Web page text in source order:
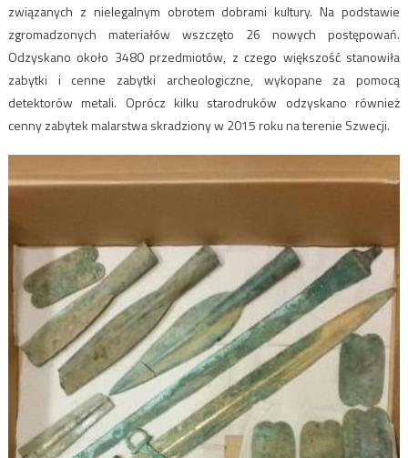
związanych z nielegalnym obrotem dobrami kultury. Na podstawie
zgromadzonych materiałów wszczęto 26 nowych postępowań.
Odzyskano około 3480 przedmiotów, z czego większość stanowiła
zabytki i cenne zabytki archeologiczne, wykopane za pomocą
detektorów metali. Oprócz kilku starodruków odzyskano również
cenny zabytek malarstwa skradziony w 2015 roku na terenie Szwecji.